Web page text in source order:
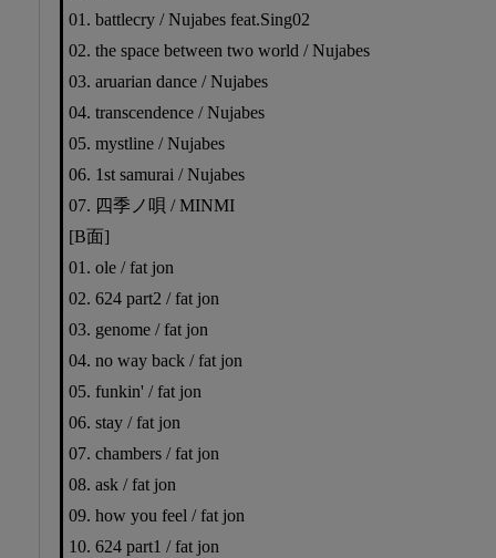
01. battlecry / Nujabes feat.Sing02
02. the space between two world / Nujabes
03. aruarian dance / Nujabes
04. transcendence / Nujabes
05. mystline / Nujabes
06. 1st samurai / Nujabes
07. 四季ノ唄 / MINMI
[B面]
01. ole / fat jon
02. 624 part2 / fat jon
03. genome / fat jon
04. no way back / fat jon
05. funkin' / fat jon
06. stay / fat jon
07. chambers / fat jon
08. ask / fat jon
09. how you feel / fat jon
10. 624 part1 / fat jon